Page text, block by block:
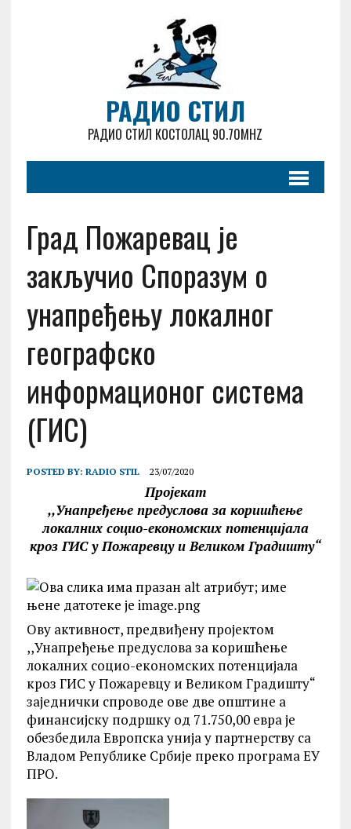
РАДИО СТИЛ
РАДИО СТИЛ КОСТОЛАЦ 90.70MHZ
Град Пожаревац је
закључио Споразум о
унапређењу локалног
географско
информационог система
(ГИС)
POSTED BY: RADIO STIL 23/07/2020
Пројекат
,,Унапређење предуслова за коришћење
локалних социо-економских потенцијала
кроз ГИС у Пожаревцу и Великом Градишту“
Ову активност, предвиђену пројектом
,,Унапређење предуслова за коришћење
локалних социо-економских потенцијала
кроз ГИС у Пожаревцу и Великом Градишту“
заједнички спроводе ове две општине а
финансијску подршку од 71.750,00 евра је
обезбедила Европска унија у партнерству са
Владом Републике Србије преко програма ЕУ
ПРО.